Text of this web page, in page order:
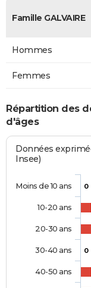
Famille GALVAIRE
Hommes
Femmes
Répartition des
d'âges
Données
Insee)
0
0
Moins de 10 ans
10-20 ans
20-30 ans
30-40 ans
40-50 ans